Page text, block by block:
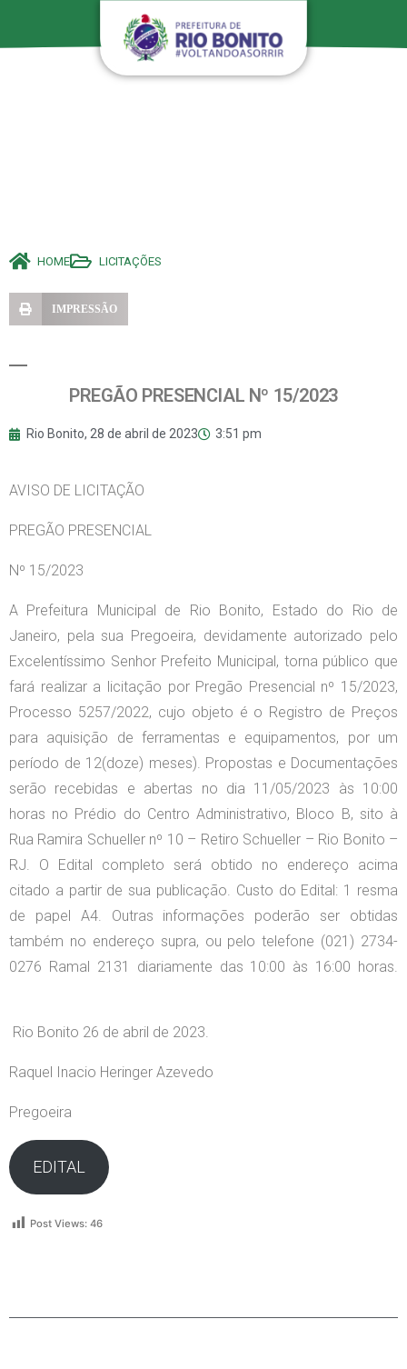
HOME LICITAÇÕES
IMPRESSÃO
PREGÃO PRESENCIAL Nº 15/2023
Rio Bonito, 28 de abril de 2023 3:51 pm
AVISO DE LICITAÇÃO
PREGÃO PRESENCIAL
Nº 15/2023
A Prefeitura Municipal de Rio Bonito, Estado do Rio de
Janeiro, pela sua Pregoeira, devidamente autorizado pelo
Excelentíssimo Senhor Prefeito Municipal, torna público que
fará realizar a licitação por Pregão Presencial nº 15/2023,
Processo 5257/2022, cujo objeto é o Registro de Preços
para aquisição de ferramentas e equipamentos, por um
período de 12(doze) meses). Propostas e Documentações
serão recebidas e abertas no dia 11/05/2023 às 10:00
horas no Prédio do Centro Administrativo, Bloco B, sito à
Rua Ramira Schueller nº 10 – Retiro Schueller – Rio Bonito –
RJ. O Edital completo será obtido no endereço acima
citado a partir de sua publicação. Custo do Edital: 1 resma
de papel A4. Outras informações poderão ser obtidas
também no endereço supra, ou pelo telefone (021) 2734-
0276 Ramal 2131 diariamente das 10:00 às 16:00 horas.
Rio Bonito 26 de abril de 2023.
Raquel Inacio Heringer Azevedo
Pregoeira
EDITAL
Post Views: 46